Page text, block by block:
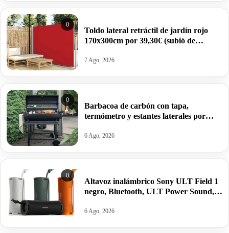
0
Toldo lateral retráctil de jardín rojo
170x300cm por 39,30€ (subió de
7 Ago, 2026
0
Barbacoa de carbón con tapa,
termómetro y estantes laterales por
6 Ago, 2026
0
Altavoz inalámbrico Sony ULT Field 1
negro, Bluetooth, ULT Power Sound,
por 62,04€ antes 84,55€.
6 Ago, 2026